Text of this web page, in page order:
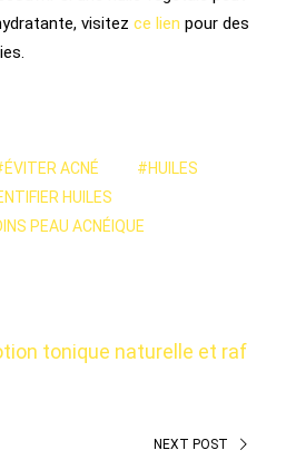
visitez ce lien pour des
ACNÉ
#HUILES
HUILES
PEAU ACNÉIQUE
tonique naturelle et raf
NEXT POST